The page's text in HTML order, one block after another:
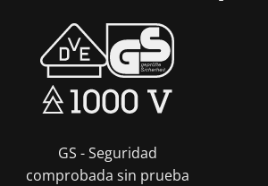
GS - Seguridad
comprobada sin prueba